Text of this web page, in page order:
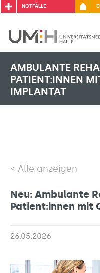
NOTFÄLLE
AMBULANTE
PATIENT:INNEN
IMPLANTAT
Alle anzeigen
Neu: Ambulante
Patient:innen mit
26.05.2026